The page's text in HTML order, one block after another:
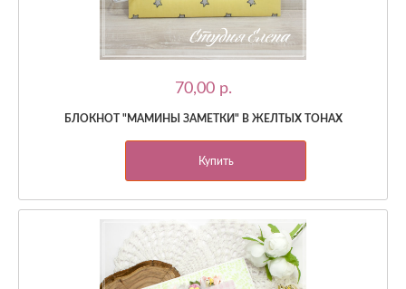
70,00 p.
БЛОКНОТ "МАМИНЫ ЗАМЕТКИ" В ЖЕЛТЫХ ТОНАХ
Купить